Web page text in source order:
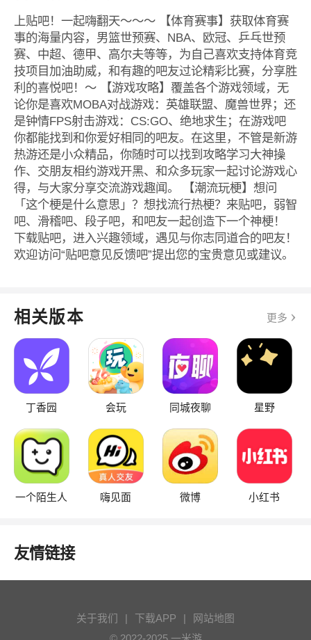
上贴吧！一起嗨翻天～～～ 【体育赛事】获取体育赛
事的海量内容，男篮世预赛、NBA、欧冠、乒乓世预
赛、中超、德甲、高尔夫等等，为自己喜欢支持体育竞
技项目加油助威，和有趣的吧友过论精彩比赛，分享胜
利的喜悦吧！～ 【游戏攻略】覆盖各个游戏领域，无
论你是喜欢MOBA对战游戏：英雄联盟、魔兽世界；还
是钟情FPS射击游戏：CS:GO、绝地求生；在游戏吧
你都能找到和你爱好相同的吧友。在这里，不管是新游
热游还是小众精品，你随时可以找到攻略学习大神操
作、交朋友相约游戏开黑、和众多玩家一起讨论游戏心
得，与大家分享交流游戏趣闻。 【潮流玩梗】想问
「这个梗是什么意思」？想找流行热梗？来贴吧，弱智
吧、滑稽吧、段子吧，和吧友一起创造下一个神梗！
下载贴吧，进入兴趣领域，遇见与你志同道合的吧友！
欢迎访问“贴吧意见反馈吧”提出您的宝贵意见或建议。
相关版本 更多
丁香园 会玩 同城夜聊 星野
一个陌生人 嗨见面 微博 小红书
友情链接
关于我们 | 下载APP |
网站地图